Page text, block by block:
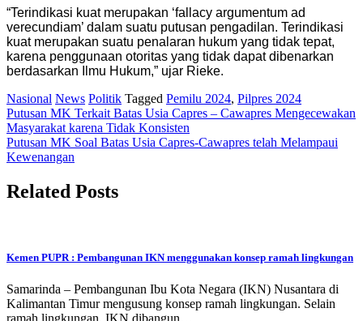
“Terindikasi kuat merupakan ‘fallacy argumentum ad
verecundiam’ dalam suatu putusan pengadilan. Terindikasi
kuat merupakan suatu penalaran hukum yang tidak tepat,
karena penggunaan otoritas yang tidak dapat dibenarkan
berdasarkan Ilmu Hukum,” ujar Rieke.
Nasional News Politik Tagged Pemilu 2024, Pilpres 2024
Post
navigation
Putusan MK Terkait Batas Usia Capres – Cawapres Mengecewakan
Masyarakat karena Tidak Konsisten
Putusan MK Soal Batas Usia Capres-Cawapres telah Melampaui
Kewenangan
Related Posts
Kemen PUPR : Pembangunan IKN menggunakan konsep ramah lingkungan
Samarinda – Pembangunan Ibu Kota Negara (IKN) Nusantara di
Kalimantan Timur mengusung konsep ramah lingkungan. Selain
ramah lingkungan, IKN dibangun…